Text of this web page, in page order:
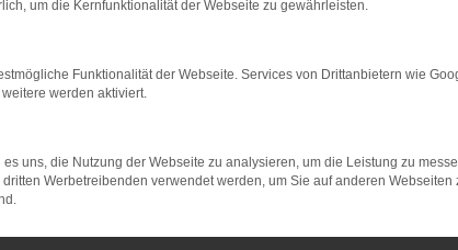
Jakob Trading GmbH
D-08223 Neustadt/Vogtland
um die Kernfunktionalität der Webseite zu gewährleisten.
Funktionalität der Webseite. Services von Drittanbietern wie
werden aktiviert.
uns, die Nutzung der Webseite zu analysieren, um die Leistung zu
Werbetreibenden verwendet werden, um Sie auf anderen